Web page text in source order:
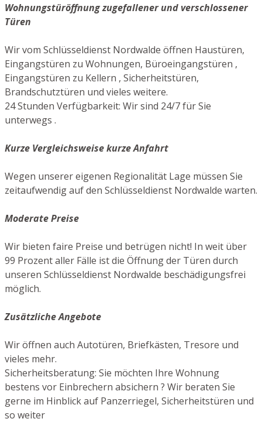
Wohnungstüröffnung zugefallener und verschlossener
Türen
Wir vom Schlüsseldienst Nordwalde öffnen Haustüren,
Eingangstüren zu Wohnungen, Büroeingangstüren ,
Eingangstüren zu Kellern , Sicherheitstüren,
Brandschutztüren und vieles weitere.
24 Stunden Verfügbarkeit: Wir sind 24/7 für Sie
unterwegs .
Kurze Vergleichsweise kurze Anfahrt
Wegen unserer eigenen Regionalität Lage müssen Sie
zeitaufwendig auf den Schlüsseldienst Nordwalde warten.
Moderate Preise
Wir bieten faire Preise und betrügen nicht! In weit über
99 Prozent aller Fälle ist die Öffnung der Türen durch
unseren Schlüsseldienst Nordwalde beschädigungsfrei
möglich.
Zusätzliche Angebote
Wir öffnen auch Autotüren, Briefkästen, Tresore und
vieles mehr.
Sicherheitsberatung: Sie möchten Ihre Wohnung
bestens vor Einbrechern absichern ? Wir beraten Sie
gerne im Hinblick auf Panzerriegel, Sicherheitstüren und
so weiter